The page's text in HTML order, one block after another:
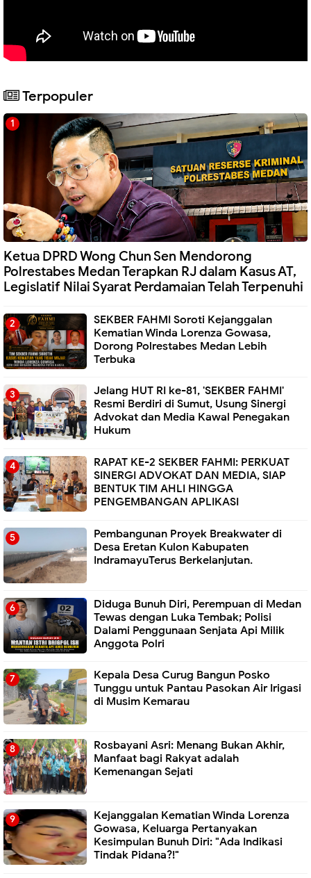
Terpopuler
Ketua DPRD Wong Chun Sen Mendorong
Polrestabes Medan Terapkan RJ dalam Kasus AT,
Legislatif Nilai Syarat Perdamaian Telah Terpenuhi
SEKBER FAHMI Soroti Kejanggalan
Kematian Winda Lorenza Gowasa,
Dorong Polrestabes Medan Lebih
Terbuka
Jelang HUT RI ke-81, 'SEKBER FAHMI'
Resmi Berdiri di Sumut, Usung Sinergi
Advokat dan Media Kawal Penegakan
Hukum
RAPAT KE-2 SEKBER FAHMI: PERKUAT
SINERGI ADVOKAT DAN MEDIA, SIAP
BENTUK TIM AHLI HINGGA
PENGEMBANGAN APLIKASI
Pembangunan Proyek Breakwater di
Desa Eretan Kulon Kabupaten
IndramayuTerus Berkelanjutan.
Diduga Bunuh Diri, Perempuan di Medan
Tewas dengan Luka Tembak; Polisi
Dalami Penggunaan Senjata Api Milik
Anggota Polri
Kepala Desa Curug Bangun Posko
Tunggu untuk Pantau Pasokan Air Irigasi
di Musim Kemarau
Rosbayani Asri: Menang Bukan Akhir,
Manfaat bagi Rakyat adalah
Kemenangan Sejati
Kejanggalan Kematian Winda Lorenza
Gowasa, Keluarga Pertanyakan
Kesimpulan Bunuh Diri: "Ada Indikasi
Tindak Pidana?!"